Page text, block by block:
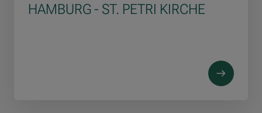
HAMBURG - ST. PETRI KIRCHE